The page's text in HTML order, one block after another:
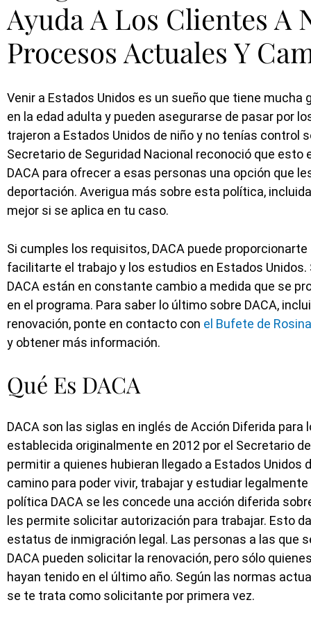
Ayuda A Los Clientes A
Procesos Actuales Y
Venir a Estados Unidos es un sueño que tiene
en la edad adulta y pueden asegurarse de pasar por
trajeron a Estados Unidos de niño y no tenías control
Secretario de Seguridad Nacional reconoció que
DACA para ofrecer a esas personas una opción que
deportación. Averigua más sobre esta política,
mejor si se aplica en tu caso.
Si cumples los requisitos, DACA puede
facilitarte el trabajo y los estudios en Estados
DACA están en constante cambio a medida que se
en el programa. Para saber lo último sobre DACA,
renovación, ponte en contacto con el Bufete de
y obtener más información.
Qué Es DACA
DACA son las siglas en inglés de Acción Diferida
establecida originalmente en 2012 por el Secretario
permitir a quienes hubieran llegado a Estados
camino para poder vivir, trabajar y estudiar
política DACA se les concede una acción diferida
les permite solicitar autorización para trabajar. Esto
estatus de inmigración legal. Las personas a las que
DACA pueden solicitar la renovación, pero sólo
hayan tenido en el último año. Según las normas
se te trata como solicitante por primera vez.